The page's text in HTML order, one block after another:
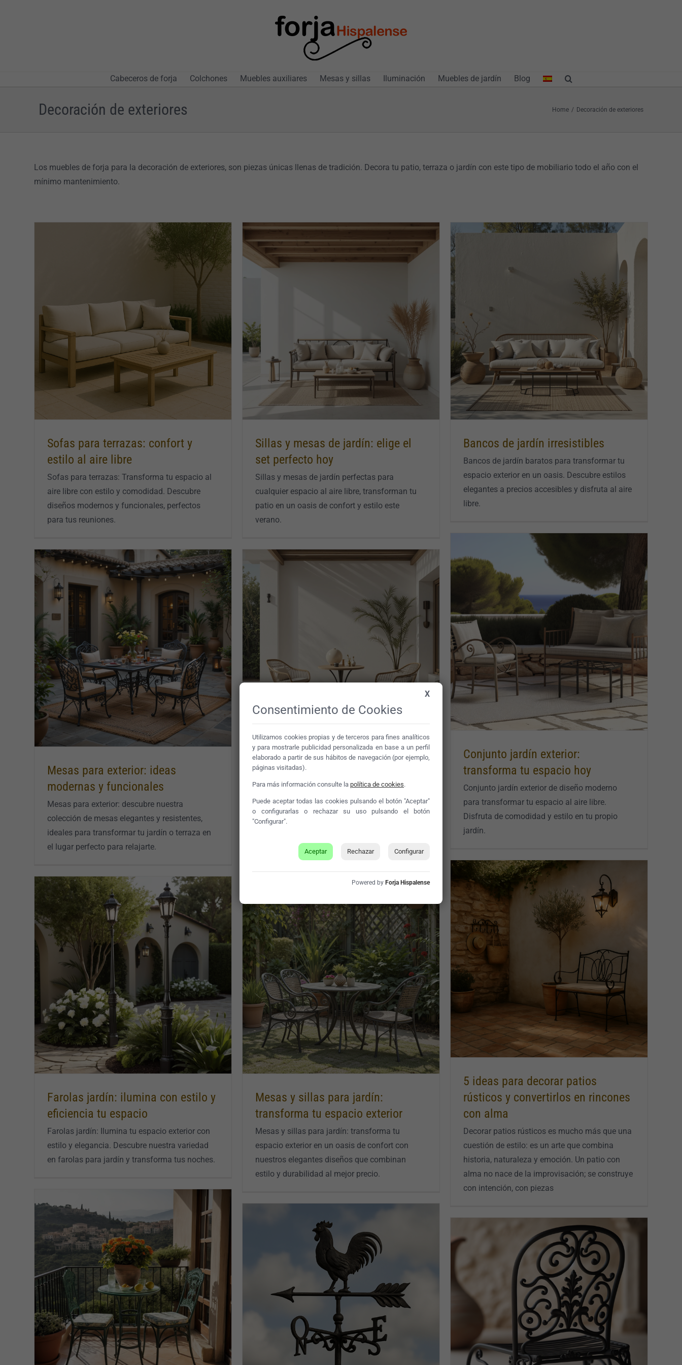
Cabeceros de forja Colchones Muebles auxiliares Mesas y sillas Iluminación Muebles de jardín Blog
Decoración de exteriores Home / Decoración de exteriores
Los muebles de forja para la decoración de exteriores, son piezas únicas llenas de tradición. Decora tu patio, terraza o jardín con este tipo de mobiliario todo el año con el
mínimo mantenimiento.
Sofas para terrazas: confort y
estilo al aire libre
Sofas para terrazas: Transforma tu espacio al
aire libre con estilo y comodidad. Descubre
diseños modernos y funcionales, perfectos
para tus reuniones.
Sillas y mesas de jardín: elige el set
perfecto hoy
Sillas y mesas de jardín: elige el
set perfecto hoy
Sillas y mesas de jardín perfectas para
cualquier espacio al aire libre, transforman tu
patio en un oasis de confort y estilo este
verano.
Bancos de jardín irresistibles
Bancos de jardín irresistibles
Bancos de jardín baratos para transformar tu
espacio exterior en un oasis. Descubre estilos
elegantes a precios accesibles y disfruta al aire
libre.
Conjunto jardín exterior: transforma tu
espacio hoy
Conjunto jardín exterior:
transforma tu espacio hoy
Conjunto jardín exterior de diseño moderno
para transformar tu espacio al aire libre.
Disfruta de comodidad y estilo en tu propio
jardín.
Mesas para exterior: ideas
modernas y funcionales
Mesas para exterior: descubre nuestra
colección de mesas elegantes y resistentes,
ideales para transformar tu jardín o terraza en
el lugar perfecto para relajarte.
Guia de compra de un conjunto jardín
mesa y sillas
Guia de compra de un conjunto
jardín mesa y sillas
Conjunto jardín mesa y sillas: transforma tu
espacio exterior con estilo y comodidad.
5 ideas para decorar patios rústicos y
convertirlos en rincones con alma
5 ideas para decorar patios
rústicos y convertirlos en rincones
con alma
Decorar patios rústicos es mucho más que una
cuestión de estilo: es un arte que combina
historia, naturaleza y emoción. Un patio con
alma no nace de la improvisación; se construye
con intención, con piezas
Farolas jardín: ilumina con estilo y
eficiencia tu espacio
Farolas jardín: Ilumina tu espacio exterior con
estilo y elegancia. Descubre nuestra variedad
en farolas para jardín y transforma tus noches.
Mesas y sillas para jardín: transforma tu
espacio exterior
Mesas y sillas para jardín:
transforma tu espacio exterior
Mesas y sillas para jardín: transforma tu
espacio exterior en un oasis de confort con
nuestros elegantes diseños que combinan
estilo y durabilidad al mejor precio.
Veletas de hierro modernas: Arte y
funcionalidad
Sillas con estilo para exterior
X
Consentimiento de Cookies
Utilizamos cookies propias y de terceros para fines analíticos
y para mostrarle publicidad personalizada en base a un perfil
elaborado a partir de sus hábitos de navegación (por ejemplo,
páginas visitadas).
Para más información consulte la política de cookies.
Puede aceptar todas las cookies pulsando el botón "Aceptar"
o configurarlas o rechazar su uso pulsando el botón
"Configurar".
Aceptar Rechazar Configurar
Powered by Forja Hispalense